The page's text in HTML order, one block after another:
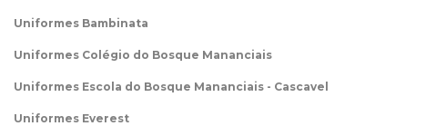
Uniformes Bambinata
Uniformes Colégio do Bosque Mananciais
Uniformes Escola do Bosque Mananciais - Cascavel
Uniformes Everest